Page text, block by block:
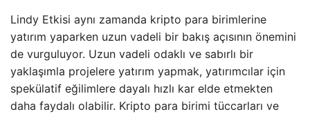
Lindy Etkisi aynı zamanda kripto para birimlerine
yatırım yaparken uzun vadeli bir bakış açısının önemini
de vurguluyor. Uzun vadeli odaklı ve sabırlı bir
yaklaşımla projelere yatırım yapmak, yatırımcılar için
spekülatif eğilimlere dayalı hızlı kar elde etmekten
daha faydalı olabilir. Kripto para birimi tüccarları ve